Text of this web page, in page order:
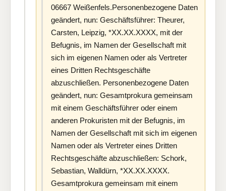
06667 Weißenfels.Personenbezogene Daten
geändert, nun: Geschäftsführer: Theurer,
Carsten, Leipzig, *XX.XX.XXXX, mit der
Befugnis, im Namen der Gesellschaft mit
sich im eigenen Namen oder als Vertreter
eines Dritten Rechtsgeschäfte
abzuschließen. Personenbezogene Daten
geändert, nun: Gesamtprokura gemeinsam
mit einem Geschäftsführer oder einem
anderen Prokuristen mit der Befugnis, im
Namen der Gesellschaft mit sich im eigenen
Namen oder als Vertreter eines Dritten
Rechtsgeschäfte abzuschließen: Schork,
Sebastian, Walldürn, *XX.XX.XXXX.
Gesamtprokura gemeinsam mit einem